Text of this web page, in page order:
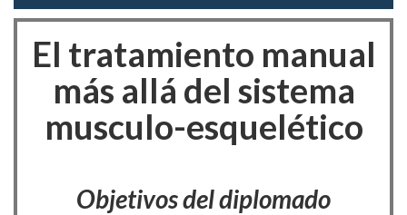
El tratamiento manual
más allá del sistema
musculo-esquelético
Objetivos del diplomado